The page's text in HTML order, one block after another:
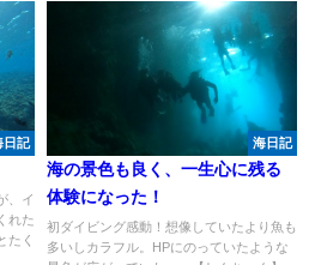
日記
、イ
れた
たく
海日記
海の景色も良く、一生心に残る
体験になった！
初ダイビング感動！想像していたより魚も
多いしカラフル。HPにのっていたような